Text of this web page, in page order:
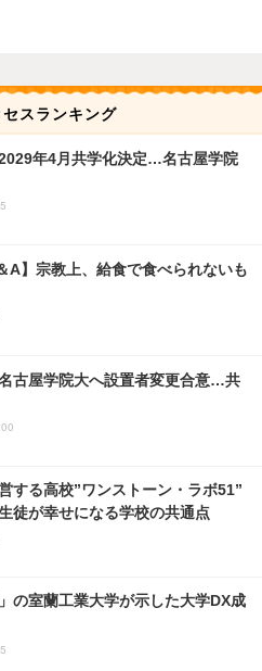
スランキング
年4月共学化決定…名古屋学院
A】宗教上、給食で食べられないも
古屋学院大へ設置者変更合意…共
する高校”ワンストーン・ラボ51”
徒が幸せになる学校の共通点
の室蘭工業大学が示した大学DX成